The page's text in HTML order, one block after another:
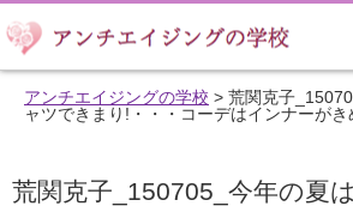
アンチエイジングの学校 > 荒関克子
ャツできまり!・・・コーデはインナーがき
荒関克子_150705_今年の夏